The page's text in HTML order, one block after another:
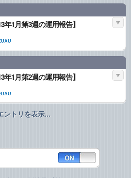
年1月第3週の運用報告】
年1月第2週の運用報告】
ントリを表示...